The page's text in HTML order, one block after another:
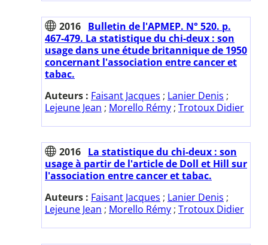
2016 Bulletin de l'APMEP. N° 520. p.
467-479. La statistique du chi-deux : son
usage dans une étude britannique de 1950
concernant l'association entre cancer et
tabac.
Auteurs : Faisant Jacques ; Lanier Denis ;
Lejeune Jean ; Morello Rémy ; Trotoux Didier
2016 La statistique du chi-deux : son
usage à partir de l'article de Doll et Hill sur
l'association entre cancer et tabac.
Auteurs : Faisant Jacques ; Lanier Denis ;
Lejeune Jean ; Morello Rémy ; Trotoux Didier